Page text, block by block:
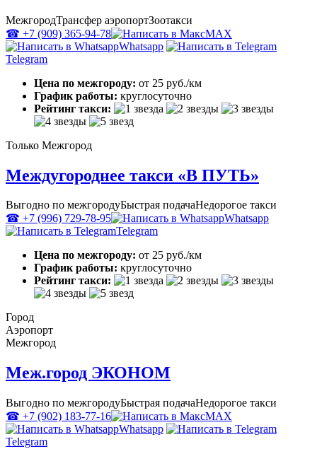
МежгородТрансфер аэропортЗоотакси
☎ +7 (909) 365-94-78
MAX
Whatsapp
Telegram
Цена по межгороду: от 25 руб./км
График работы: круглосуточно
Рейтинг такси:
Только Межгород
Междугороднее такси «В ПУТЬ»
Выгодно по межгородуБыстрая подачаНедорогое такси
☎ +7 (996) 729-78-95
Whatsapp
Telegram
Цена по межгороду: от 25 руб./км
График работы: круглосуточно
Рейтинг такси:
Город
Аэропорт
Межгород
Меж.город ЭКОНОМ
Выгодно по межгородуБыстрая подачаНедорогое такси
☎ +7 (902) 183-77-16
MAX
Whatsapp
Telegram